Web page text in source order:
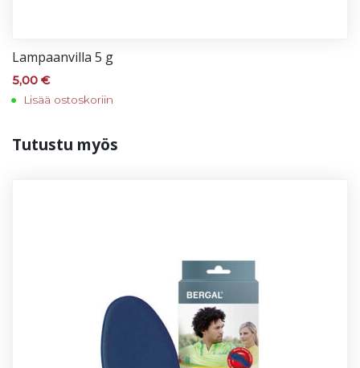
Lam­paan­vil­la 5 g
5,00 €
Lisää ostoskoriin
Tu­tus­tu myös